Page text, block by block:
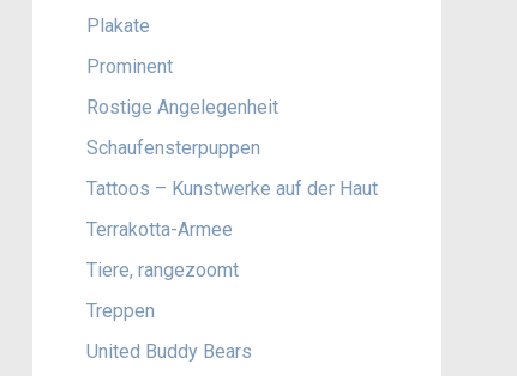
Plakate
Prominent
Rostige Angelegenheit
Schaufensterpuppen
Tattoos – Kunstwerke auf der Haut
Terrakotta-Armee
Tiere, rangezoomt
Treppen
United Buddy Bears